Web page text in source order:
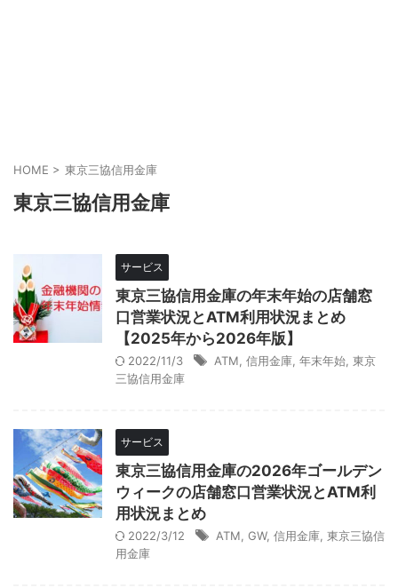
HOME > 東京三協信用金庫
東京三協信用金庫
サービス
東京三協信用金庫の年末年始の店舗窓
口営業状況とATM利用状況まとめ
【2025年から2026年版】
2022/11/3 ATM 信用金庫 年末年始 東京
三協信用金庫
サービス
東京三協信用金庫の2026年ゴールデン
ウィークの店舗窓口営業状況とATM利
用状況まとめ
2022/3/12 ATM GW, 信用金庫 東京三協信
用金庫